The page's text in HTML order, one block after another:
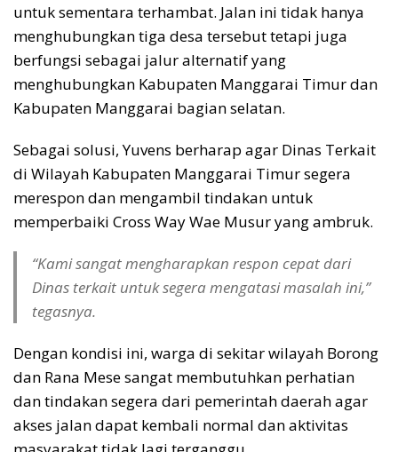
untuk sementara terhambat. Jalan ini tidak hanya
menghubungkan tiga desa tersebut tetapi juga
berfungsi sebagai jalur alternatif yang
menghubungkan Kabupaten Manggarai Timur dan
Kabupaten Manggarai bagian selatan.
Sebagai solusi, Yuvens berharap agar Dinas Terkait
di Wilayah Kabupaten Manggarai Timur segera
merespon dan mengambil tindakan untuk
memperbaiki Cross Way Wae Musur yang ambruk.
“Kami sangat mengharapkan respon cepat dari
Dinas terkait untuk segera mengatasi masalah ini,”
tegasnya.
Dengan kondisi ini, warga di sekitar wilayah Borong
dan Rana Mese sangat membutuhkan perhatian
dan tindakan segera dari pemerintah daerah agar
akses jalan dapat kembali normal dan aktivitas